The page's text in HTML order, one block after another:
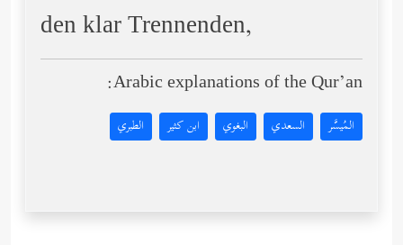
den klar Trennenden,
Arabic explanations of the Qur’an:
المُيسَّر السعدي البغوي ابن كثير الطبري